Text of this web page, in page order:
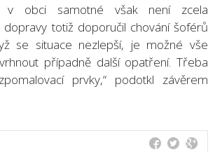
v obci samotné však není zcela
totiž doporučil chování šoférů
se situace nezlepší, je možné vše
případně další opatření. Třeba
prvky,“ podotkl závěrem